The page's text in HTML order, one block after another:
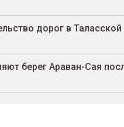
дорог в
берег Араван-Сая